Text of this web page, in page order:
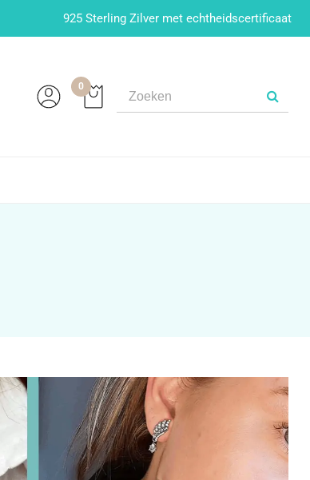
925 Sterling Zilver met echtheidscertificaat
0